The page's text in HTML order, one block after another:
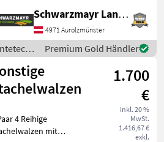
Druckluft,
Tandemachse
Schwarzmayr Landtechnik GmbH - Aurolzmünster
4971 Aurolzmünster
/
Premium Gold Händler
1.700
€
inkl. 20 %
MwSt.
1.416,67 €
exkl.
4 Reihige
mit